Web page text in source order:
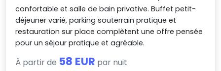
confortable et salle de bain privative. Buffet petit-
déjeuner varié, parking souterrain pratique et
restauration sur place complètent une offre pensée
pour un séjour pratique et agréable.
À partir de 58 EUR par nuit